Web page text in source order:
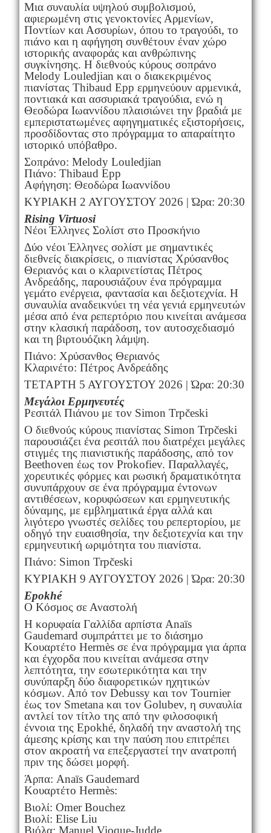
Μια συναυλία υψηλού συμβολισμού,
αφιερωμένη στις γενοκτονίες Αρμενίων,
Ποντίων και Ασσυρίων, όπου το τραγούδι, το
πιάνο και η αφήγηση συνθέτουν έναν χώρο
ιστορικής αναφοράς και ανθρώπινης
συγκίνησης. Η διεθνούς κύρους σοπράνο
Melody Louledjian και ο διακεκριμένος
πιανίστας Thibaud Epp ερμηνεύουν αρμενικά,
ποντιακά και ασσυριακά τραγούδια, ενώ η
Θεοδώρα Ιωαννίδου πλαισιώνει την βραδιά με
εμπεριστατωμένες αφηγηματικές εξιστορήσεις,
προσδίδοντας στο πρόγραμμα το απαραίτητο
ιστορικό υπόβαθρο.
Σοπράνο: Melody Louledjian
Πιάνο: Thibaud Epp
Αφήγηση: Θεοδώρα Ιωαννίδου
ΚΥΡΙΑΚΗ 2 ΑΥΓΟΥΣΤΟΥ 2026 | Ώρα: 20:30
Rising Virtuosi
Νέοι Έλληνες Σολίστ στο Προσκήνιο
Δύο νέοι Έλληνες σολίστ με σημαντικές
διεθνείς διακρίσεις, ο πιανίστας Χρύσανθος
Θεριανός και ο κλαρινετίστας Πέτρος
Ανδρεάδης, παρουσιάζουν ένα πρόγραμμα
γεμάτο ενέργεια, φαντασία και δεξιοτεχνία. Η
συναυλία αναδεικνύει τη νέα γενιά ερμηνευτών
μέσα από ένα ρεπερτόριο που κινείται ανάμεσα
στην κλασική παράδοση, τον αυτοσχεδιασμό
και τη βιρτουόζικη λάμψη.
Πιάνο: Χρύσανθος Θεριανός
Κλαρινέτο: Πέτρος Ανδρεάδης
ΤΕΤΑΡΤΗ 5 ΑΥΓΟΥΣΤΟΥ 2026 | Ώρα: 20:30
Μεγάλοι Ερμηνευτές
Ρεσιτάλ Πιάνου με τον Simon Trpčeski
Ο διεθνούς κύρους πιανίστας Simon Trpčeski
παρουσιάζει ένα ρεσιτάλ που διατρέχει μεγάλες
στιγμές της πιανιστικής παράδοσης, από τον
Beethoven έως τον Prokofiev. Παραλλαγές,
χορευτικές φόρμες και ρωσική δραματικότητα
συνυπάρχουν σε ένα πρόγραμμα έντονων
αντιθέσεων, κορυφώσεων και ερμηνευτικής
δύναμης, με εμβληματικά έργα αλλά και
λιγότερο γνωστές σελίδες του ρεπερτορίου, με
οδηγό την ευαισθησία, την δεξιοτεχνία και την
ερμηνευτική ωριμότητα του πιανίστα.
Πιάνο: Simon Trpčeski
ΚΥΡΙΑΚΗ 9 ΑΥΓΟΥΣΤΟΥ 2026 | Ώρα: 20:30
Epokhé
Ο Κόσμος σε Αναστολή
Η κορυφαία Γαλλίδα αρπίστα Anaïs
Gaudemard συμπράττει με το διάσημο
Κουαρτέτο Hermès σε ένα πρόγραμμα για άρπα
και έγχορδα που κινείται ανάμεσα στην
λεπτότητα, την εσωτερικότητα και την
συνύπαρξη δύο διαφορετικών ηχητικών
κόσμων. Από τον Debussy και τον Tournier
έως τον Smetana και τον Golubev, η συναυλία
αντλεί τον τίτλο της από την φιλοσοφική
έννοια της Epokhé, δηλαδή την αναστολή της
άμεσης κρίσης και την παύση που επιτρέπει
στον ακροατή να επεξεργαστεί την ανατροπή
πριν της δώσει μορφή.
Άρπα: Anaïs Gaudemard
Κουαρτέτο Hermès:
Βιολί: Omer Bouchez
Βιολί: Elise Liu
Βιόλα: Manuel Vioque-Judde